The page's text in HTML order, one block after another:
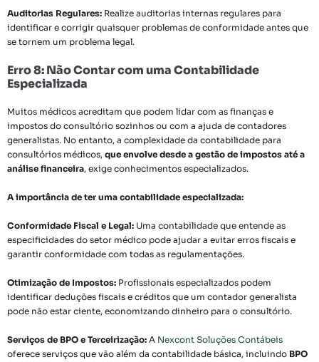
Auditorias Regulares: Realize auditorias internas regulares para
identificar e corrigir quaisquer problemas de conformidade antes que
se tornem um problema legal.
Erro 8: Não Contar com uma Contabilidade
Especializada
Muitos médicos acreditam que podem lidar com as finanças e
impostos do consultório sozinhos ou com a ajuda de contadores
generalistas. No entanto, a complexidade da contabilidade para
consultórios médicos, que envolve desde a gestão de impostos até a
análise financeira, exige conhecimentos especializados.
A importância de ter uma contabilidade especializada:
Conformidade Fiscal e Legal: Uma contabilidade que entende as
especificidades do setor médico pode ajudar a evitar erros fiscais e
garantir conformidade com todas as regulamentações.
Otimização de Impostos: Profissionais especializados podem
identificar deduções fiscais e créditos que um contador generalista
pode não estar ciente, economizando dinheiro para o consultório.
Serviços de BPO e Terceirização: A Nexcont Soluções Contábeis
oferece serviços que vão além da contabilidade básica, incluindo BPO